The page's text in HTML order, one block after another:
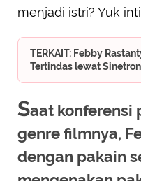
menjadi istri? Yuk
TERKAIT: Febby
Tertindas lewat
Saat konferensi
genre filmnya,
dengan pakain